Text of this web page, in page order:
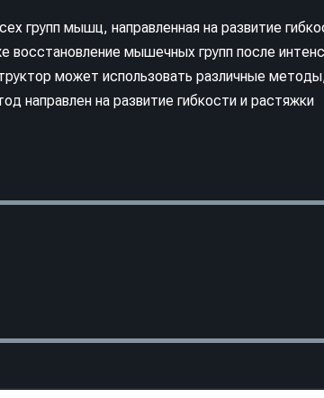
групп мышц, направленная на развитие
восстановление мышечных групп после
может использовать различные
направлен на развитие гибкости и растяжки